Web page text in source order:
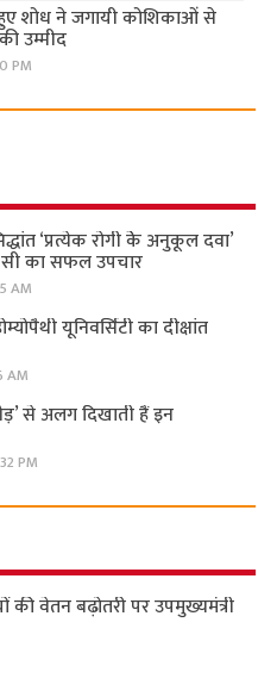
शोध ने जगायी कोशिकाओं से
उम्मीद
PM
‘प्रत्येक रोगी केे अनुकूल दवा’
सी का सफल उपचार
AM
यूनिवर्सिटी का दीक्षांत
AM
से अलग दिखाती हैं इन
PM
की वेतन बढ़ोतरी पर उपमुख्यमंत्री